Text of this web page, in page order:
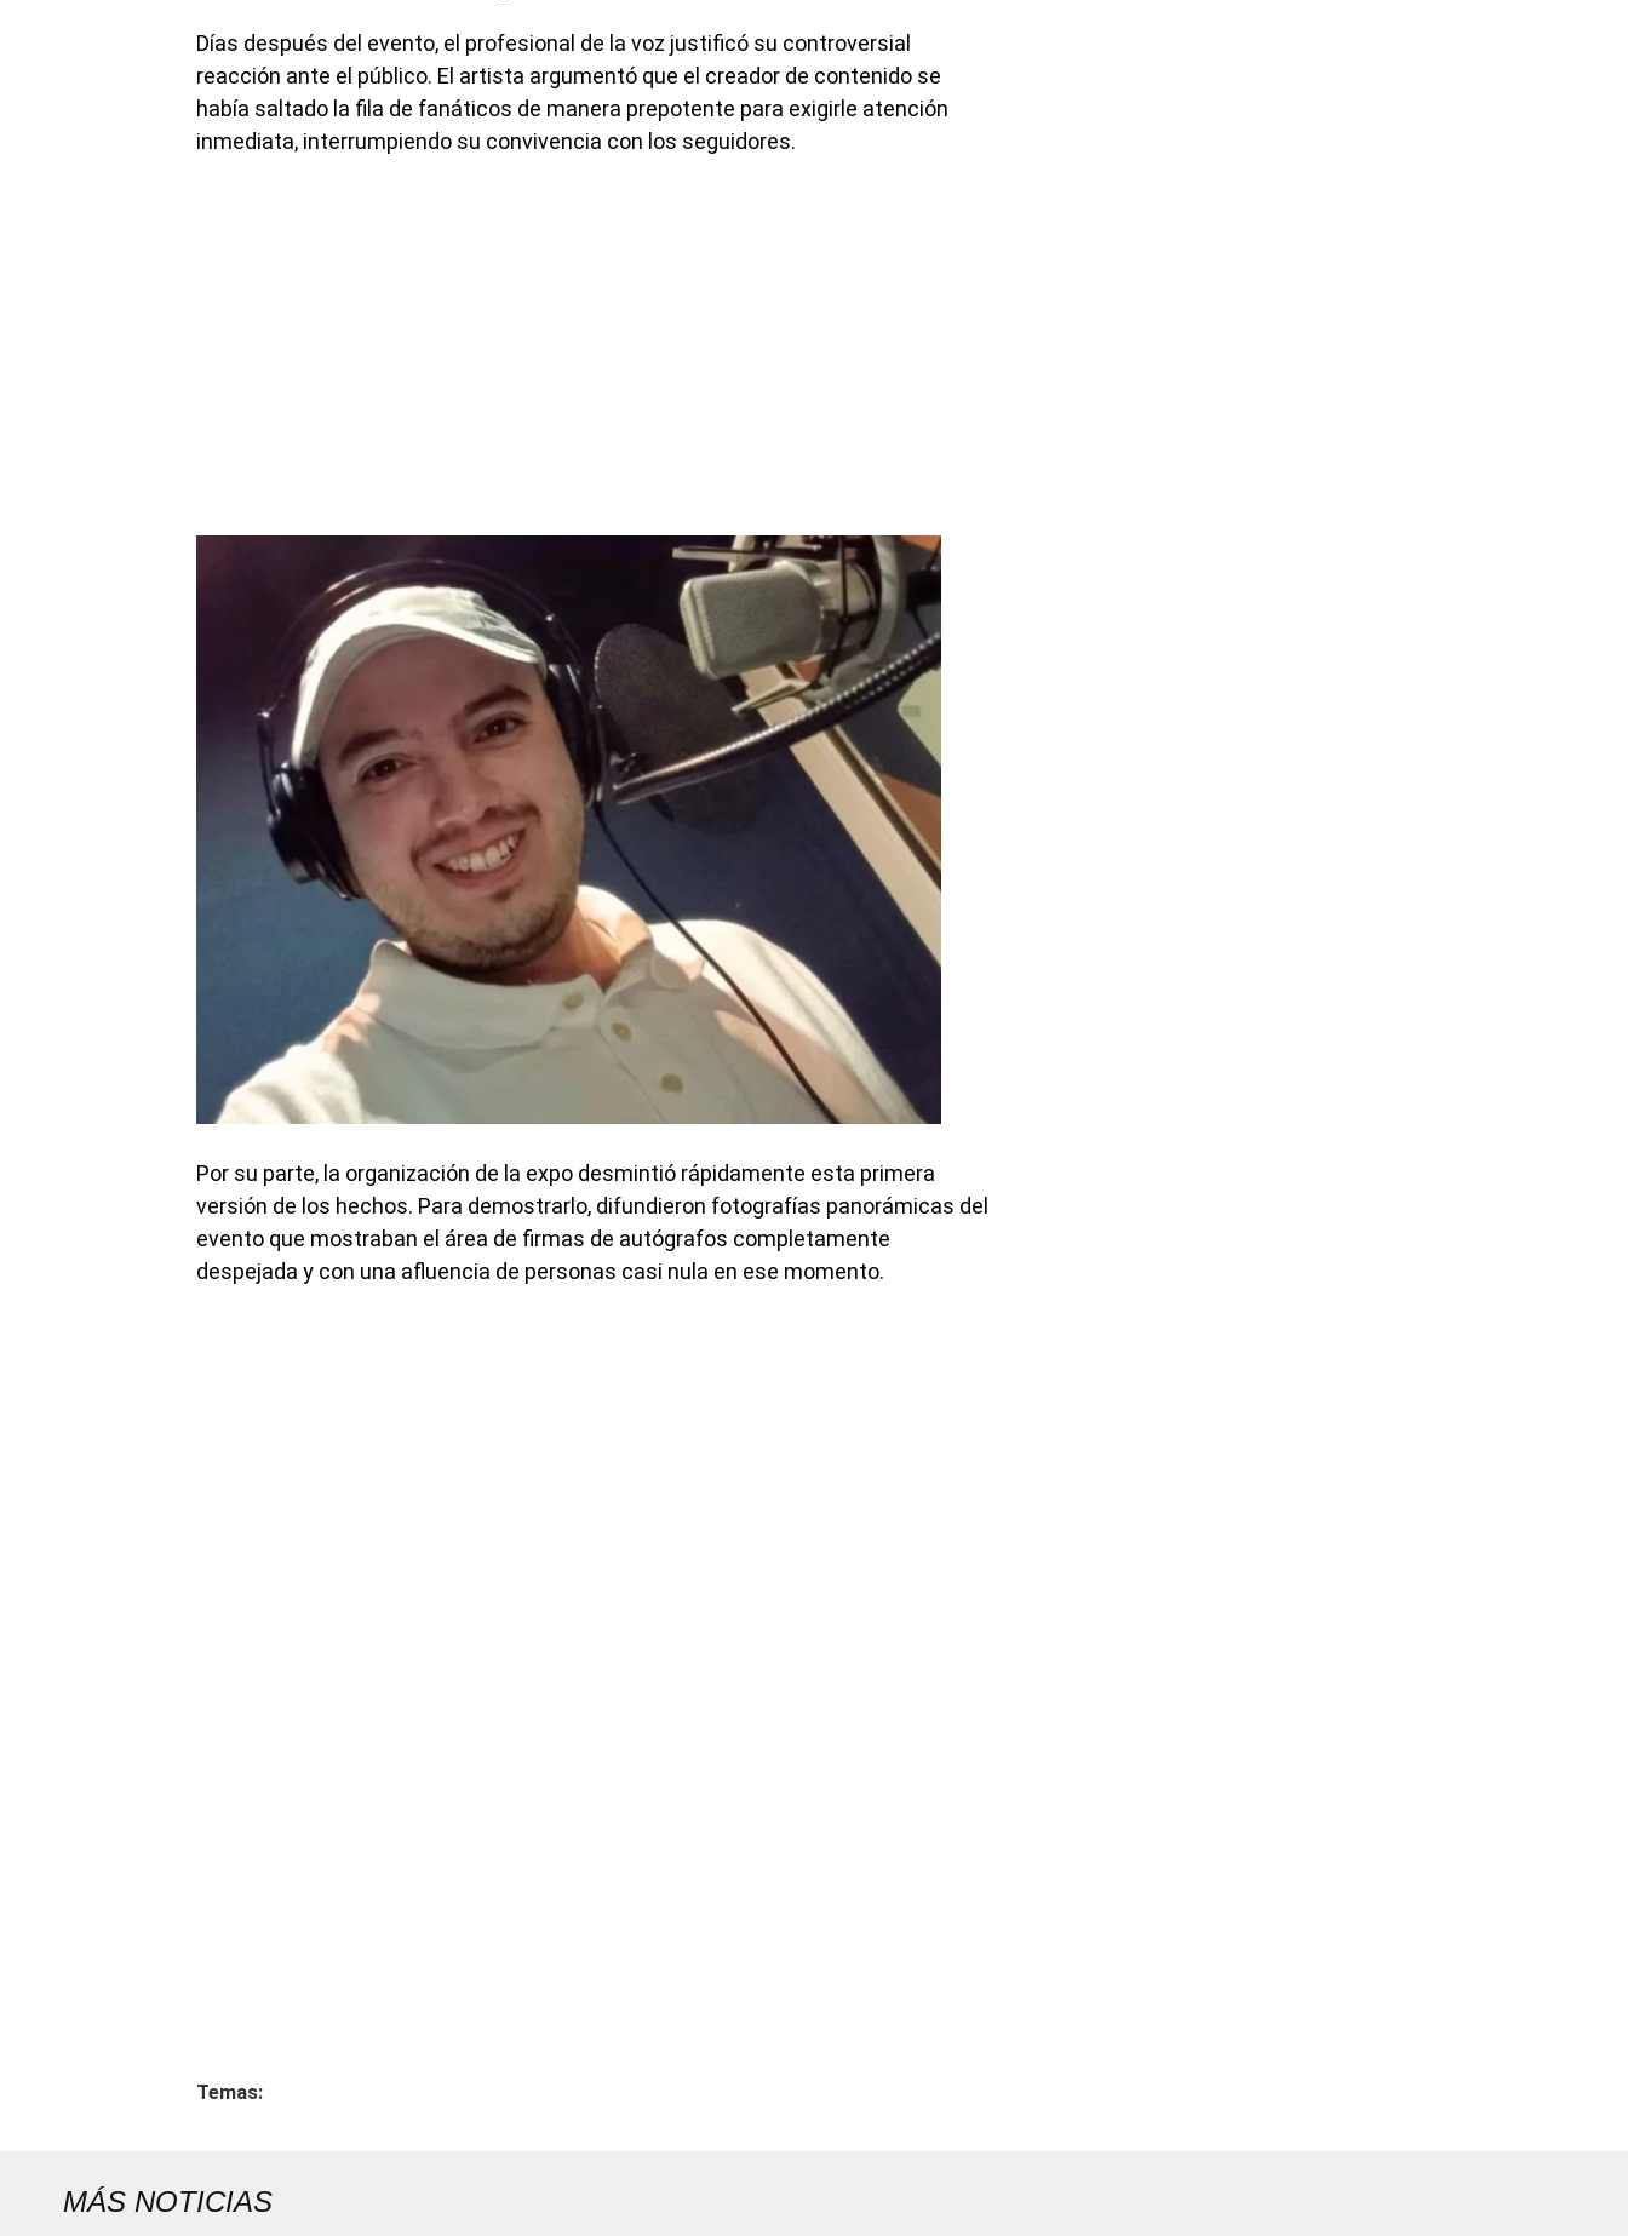
Días después del evento, el profesional de la voz justificó su controversial
reacción ante el público. El artista argumentó que el creador de contenido se
había saltado la fila de fanáticos de manera prepotente para exigirle atención
inmediata, interrumpiendo su convivencia con los seguidores.
Por su parte, la organización de la expo desmintió rápidamente esta primera
versión de los hechos. Para demostrarlo, difundieron fotografías panorámicas del
evento que mostraban el área de firmas de autógrafos completamente
despejada y con una afluencia de personas casi nula en ese momento.
Temas:
MÁS NOTICIAS